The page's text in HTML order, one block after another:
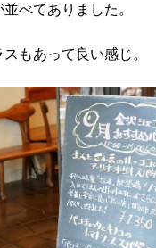
べてありました。
もあって良い感じ。